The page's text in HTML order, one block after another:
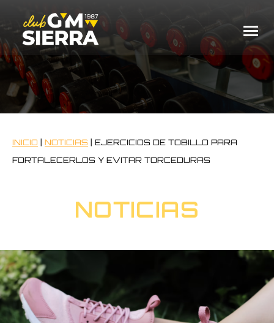
INICIO NOTICIAS
EJERCICIOS DE TOBILLO PARA
FORTALECERLOS Y EVITAR TORCEDURAS
NOTICIAS